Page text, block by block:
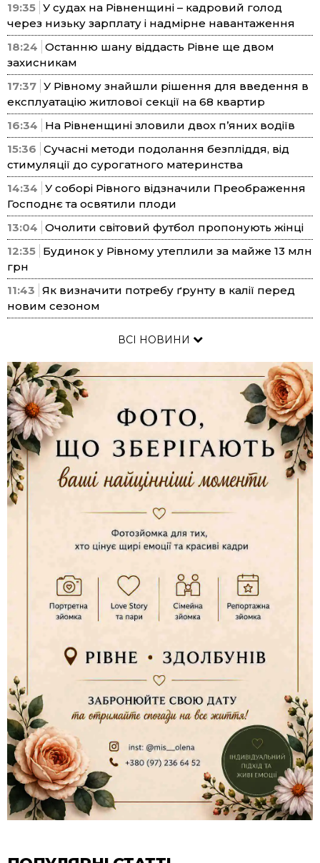
19:35 У судах на Рівненщині – кадровий голод
через низьку зарплату і надмірне навантаження
18:24 Останню шану віддасть Рівне ще двом
захисникам
17:37 У Рівному знайшли рішення для введення в
експлуатацію житлової секції на 68 квартир
16:34
На Рівненщині зловили двох п’яних водіїв
15:36 Сучасні методи подолання безпліддя, від
стимуляції до сурогатного материнства
14:34 У соборі Рівного відзначили Преображення
Господнє та освятили плоди
13:04 Очолити світовий футбол пропонують жінці
12:35 Будинок у Рівному утеплили за майже 13 млн
грн
11:43 Як визначити потребу ґрунту в калії перед
новим сезоном
ВСІ НОВИНИ